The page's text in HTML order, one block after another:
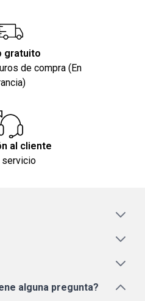
gratuito
de compra (En
al cliente
servicio
alguna pregunta?